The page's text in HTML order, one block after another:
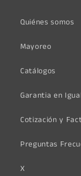
Quiénes somos
Mayoreo
Catálogos
Garantia en
Cotización y
Preguntas
X